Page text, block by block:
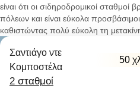
είναι ότι οι σιδηροδρομικοί σταθμοί
πόλεων και είναι εύκολα
καθιστώντας πολύ εύκολη τη
Σαντιάγο ντε
Κομποστέλα
50
2 σταθμοί